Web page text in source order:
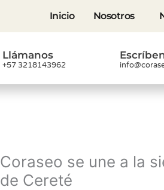
Inicio Nosotros
Llámanos
+57 3218143962
Coraseo se une a la
de Cereté